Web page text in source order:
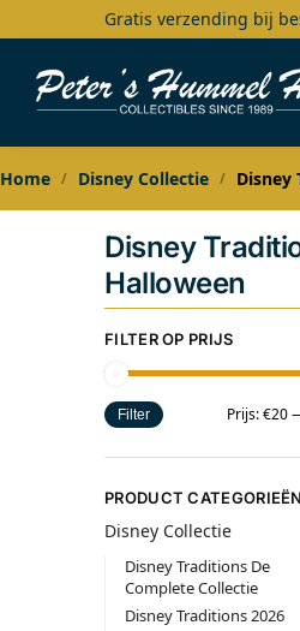
Gratis verzending bij
Search
Home / Disney Collectie / Disney
Disney
Halloween
FILTER OP PRIJS
Filter Prijs:€20
PRODUCT CATEGORIEËN
Disney Collectie
Disney Traditions De
Complete Collectie
Disney Traditions 2026